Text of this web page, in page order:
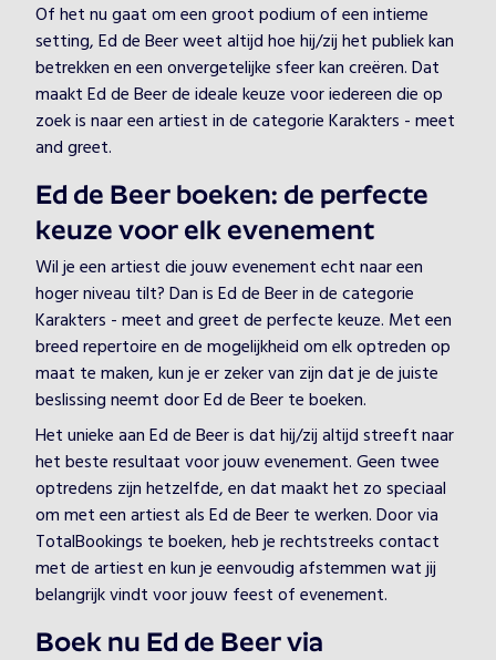
Of het nu gaat om een groot podium of een intieme
setting, Ed de Beer weet altijd hoe hij/zij het publiek kan
betrekken en een onvergetelijke sfeer kan creëren. Dat
maakt Ed de Beer de ideale keuze voor iedereen die op
zoek is naar een artiest in de categorie Karakters - meet
and greet.
Ed de Beer boeken: de perfecte
keuze voor elk evenement
Wil je een artiest die jouw evenement echt naar een
hoger niveau tilt? Dan is Ed de Beer in de categorie
Karakters - meet and greet de perfecte keuze. Met een
breed repertoire en de mogelijkheid om elk optreden op
maat te maken, kun je er zeker van zijn dat je de juiste
beslissing neemt door Ed de Beer te boeken.
Het unieke aan Ed de Beer is dat hij/zij altijd streeft naar
het beste resultaat voor jouw evenement. Geen twee
optredens zijn hetzelfde, en dat maakt het zo speciaal
om met een artiest als Ed de Beer te werken. Door via
TotalBookings te boeken, heb je rechtstreeks contact
met de artiest en kun je eenvoudig afstemmen wat jij
belangrijk vindt voor jouw feest of evenement.
Boek nu Ed de Beer via